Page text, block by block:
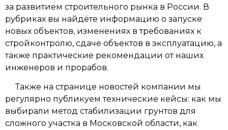
за развитием строительного рынка в России. В
рубриках вы найдёте информацию о запуске
новых объектов, изменениях в требованиях к
стройконтролю, сдаче объектов в эксплуатацию, а
также практические рекомендации от наших
инженеров и прорабов.
Также на странице новостей компании мы
регулярно публикуем технические кейсы: как мы
выбирали метод стабилизации грунтов для
сложного участка в Московской области, как